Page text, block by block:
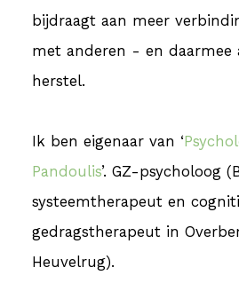
bijdraagt aan meer
met anderen - en daarmee
herstel.
Ik ben eigenaar van ‘
Pandoulis’. GZ-psycholoog
systeemtherapeut en
gedragstherapeut in
Heuvelrug).